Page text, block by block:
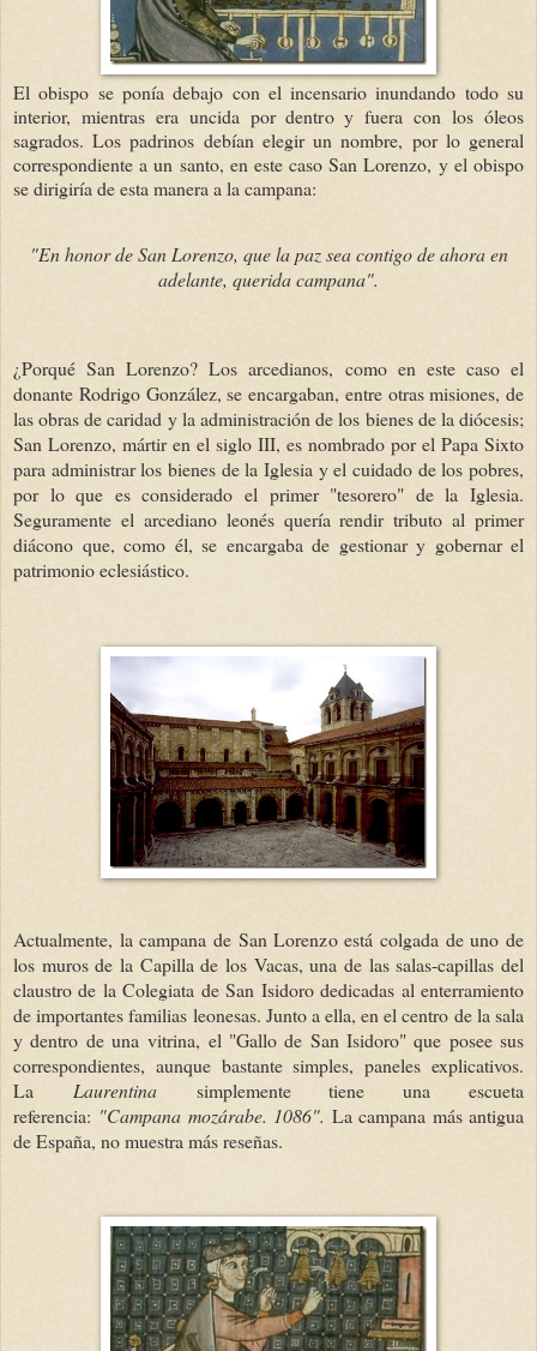
El obispo se ponía debajo con el incensario inundando todo su
interior, mientras era uncida por dentro y fuera con los óleos
sagrados. Los padrinos debían elegir un nombre, por lo general
correspondiente a un santo, en este caso San Lorenzo, y el obispo
se dirigiría de esta manera a la campana:
"En honor de San Lorenzo, que la paz sea contigo de ahora en
adelante, querida campana".
¿Porqué San Lorenzo? Los arcedianos, como en este caso el
donante Rodrigo González, se encargaban, entre otras misiones, de
las obras de caridad y la administración de los bienes de la diócesis;
San Lorenzo, mártir en el siglo III, es nombrado por el Papa Sixto
para administrar los bienes de la Iglesia y el cuidado de los pobres,
por lo que es considerado el primer "tesorero" de la Iglesia.
Seguramente el arcediano leonés quería rendir tributo al primer
diácono que, como él, se encargaba de gestionar y gobernar el
patrimonio eclesiástico.
Actualmente, la campana de San Lorenzo está colgada de uno de
los muros de la Capilla de los Vacas, una de las salas-capillas del
claustro de la Colegiata de San Isidoro dedicadas al enterramiento
de importantes familias leonesas. Junto a ella, en el centro de la sala
y dentro de unavitrina, el "Gallo de San Isidoro" que posee sus
correspondientes, aunque bastante simples, paneles explicativos.
La Laurentina simplemente tiene una escueta
referencia: "Campana mozárabe. 1086". La campana más antigua
de España, no muestra más reseñas.